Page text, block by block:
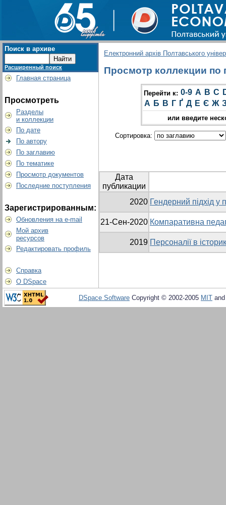
Поиск в архиве
Расширенный поиск
Главная страница
Просмотреть
Разделы
и коллекции
По дате
По автору
По заглавию
По тематике
Просмотр документов
Последние поступления
Зарегистрированным:
Обновления на e-mail
Мой архив
ресурсов
Редактировать профиль
Справка
О DSpace
Електронний архів Полтавського
Просмотр коллекции по
Перейти к: 0-9 A B C
А Б В Г Ґ Д Е Є Ж
или введите
Сортировка:
Дата
публикации
2020 Гендерний підхід у
21-Сен-2020 Компаративна
2019 Персоналії в
DSpace Software Copyright © 2002-2005 MIT